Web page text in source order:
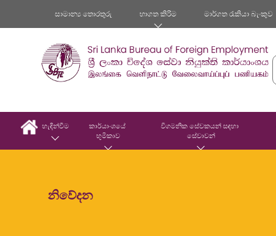
සාමාන්‍ය තොරතුරු භාගත කිරිම මාර්ගත රැකියා බැංකුව
හැඳින්වීම
කාර්යාංශයේ
භූමිකාව
විගමනික සේවකයන් සඳහා
සේවාවන්
නිවේදන